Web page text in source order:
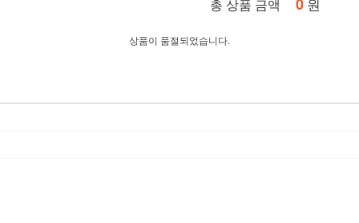
총 상품 금액
상품이 품절되었습니다.